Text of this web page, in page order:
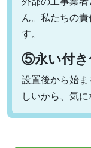
ん。私たちの
す。
⑤永い付き
設置後から始
しいから、気